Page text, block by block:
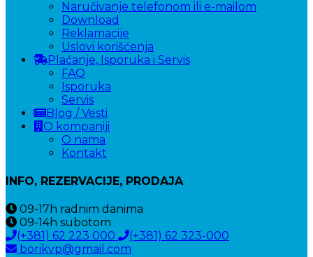
Naručivanje telefonom ili e-mailom
Download
Reklamacije
Uslovi korišćenja
Plaćanje, Isporuka i Servis
FAQ
Isporuka
Servis
Blog / Vesti
O kompaniji
O nama
Kontakt
INFO, REZERVACIJE, PRODAJA
09-17h radnim danima
09-14h subotom
(+381) 62 223 000
(+381) 62 323-000
borikvp@gmail.com